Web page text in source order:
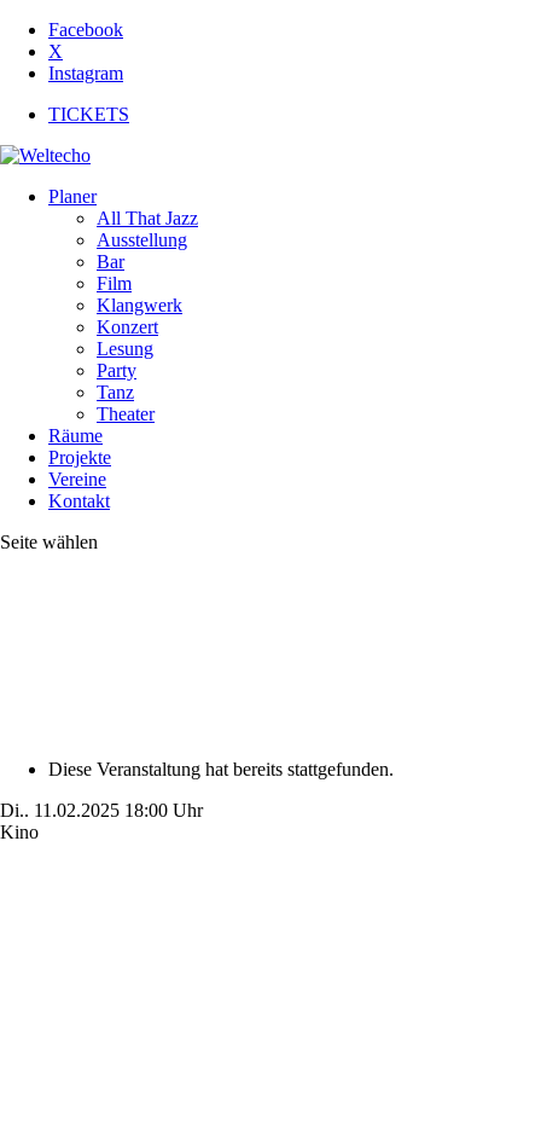
Facebook
X
Instagram
TICKETS
Planer
All That Jazz
Ausstellung
Bar
Film
Klangwerk
Konzert
Lesung
Party
Tanz
Theater
Räume
Projekte
Vereine
Kontakt
Seite wählen
Diese Veranstaltung hat bereits stattgefunden.
Di.. 11.02.2025 18:00 Uhr
Kino